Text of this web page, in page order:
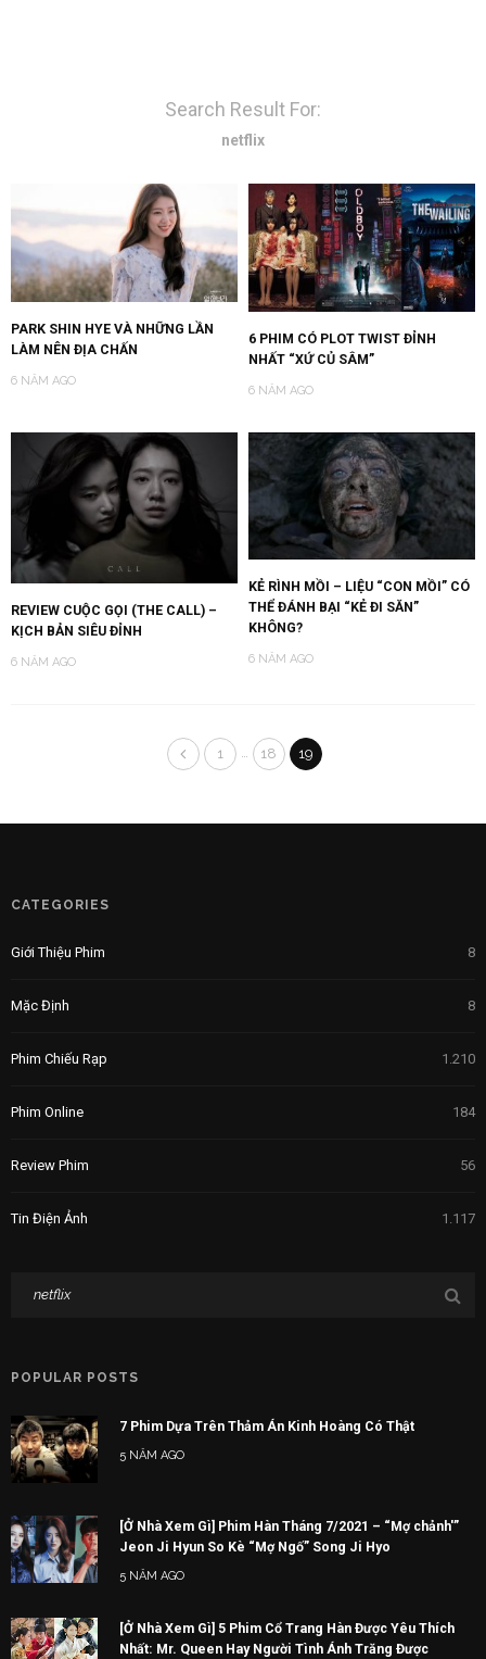
Search Result For:
netflix
PARK SHIN HYE VÀ NHỮNG LẦN
LÀM NÊN ĐỊA CHẤN
6 NĂM AGO
6 PHIM CÓ PLOT TWIST ĐỈNH
NHẤT “XỨ CỦ SÂM”
6 NĂM AGO
REVIEW CUỘC GỌI (THE CALL) –
KỊCH BẢN SIÊU ĐỈNH
6 NĂM AGO
KẺ RÌNH MỒI – LIỆU “CON MỒI” CÓ
THỂ ĐÁNH BẠI “KẺ ĐI SĂN”
KHÔNG?
6 NĂM AGO
1 … 18 19
CATEGORIES
Giới Thiệu Phim 8
Mặc Định 8
Phim Chiếu Rạp 1.210
Phim Online 184
Review Phim 56
Tin Điện Ảnh 1.117
POPULAR POSTS
7 Phim Dựa Trên Thảm Án Kinh Hoàng Có Thật
5 NĂM AGO
[Ở Nhà Xem Gì] Phim Hàn Tháng 7/2021 – “Mợ chảnh'”
Jeon Ji Hyun So Kè “Mợ Ngố” Song Ji Hyo
5 NĂM AGO
[Ở Nhà Xem Gì] 5 Phim Cổ Trang Hàn Được Yêu Thích
Nhất: Mr. Queen Hay Người Tình Ánh Trăng Được